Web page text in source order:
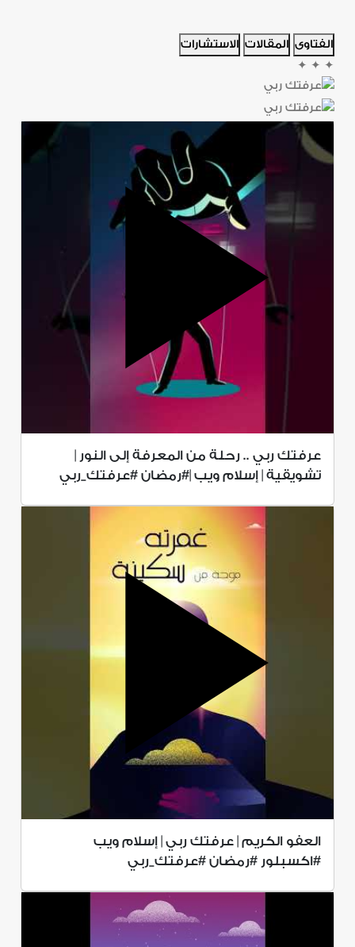
الفتاوى المقالات الاستشارات
✦
✦
✦
عرفتك ربي .. رحلة من المعرفة إلى النور |
تشويقية | إسلام ويب |#رمضان #عرفتك_ربي
العفو الكريم | عرفتك ربي | إسلام ويب
#اكسبلور #رمضان #عرفتك_ربي